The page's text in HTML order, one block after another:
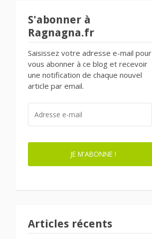
S'abonner à
Ragnagna.fr
Saisissez votre adresse e-mail pour
vous abonner à ce blog et recevoir
une notification de chaque nouvel
article par email.
MAIL
JE M'ABONNE !
Articles récents